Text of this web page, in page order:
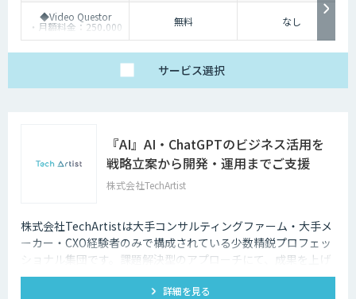
◆Video Questor
・月額料金：250,000
円～ ※追加料金なく
・月額料金：100,000
円～
無料 なし
サービス選択
『AI』AI・ChatGPTのビジネス活用を
戦略立案から開発・運用までご支援
株式会社TechArtist
株式会社TechArtistは大手コンサルティングファーム・大手メ
ーカー・CXO経験者のみで構成されている少数精鋭プロフェッ
ショナル集団です。課題解決型のアプローチにて、成果を上げ
るソリューションを『高速』『高品質』『低予算』でご提供可
詳細を見る